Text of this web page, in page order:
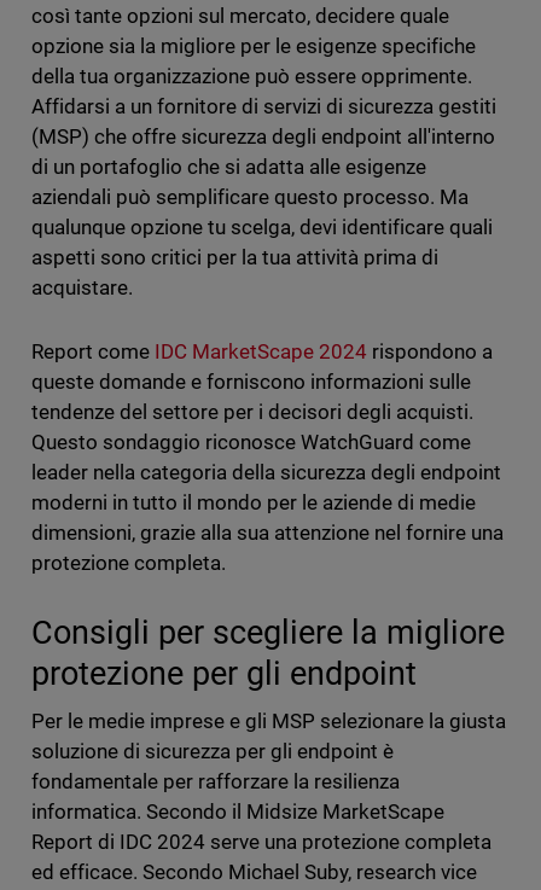
così tante opzioni sul mercato, decidere quale
opzione sia la migliore per le esigenze specifiche
della tua organizzazione può essere opprimente.
Affidarsi a un fornitore di servizi di sicurezza gestiti
(MSP) che offre sicurezza degli endpoint all'interno
di un portafoglio che si adatta alle esigenze
aziendali può semplificare questo processo. Ma
qualunque opzione tu scelga, devi identificare quali
aspetti sono critici per la tua attività prima di
acquistare.
Report come IDC MarketScape 2024 rispondono a
queste domande e forniscono informazioni sulle
tendenze del settore per i decisori degli acquisti.
Questo sondaggio riconosce WatchGuard come
leader nella categoria della sicurezza degli endpoint
moderni in tutto il mondo per le aziende di medie
dimensioni, grazie alla sua attenzione nel fornire una
protezione completa.
Consigli per scegliere la migliore
protezione per gli endpoint
Per le medie imprese e gli MSP selezionare la giusta
soluzione di sicurezza per gli endpoint è
fondamentale per rafforzare la resilienza
informatica. Secondo il Midsize MarketScape
Report di IDC 2024 serve una protezione completa
ed efficace. Secondo Michael Suby, research vice